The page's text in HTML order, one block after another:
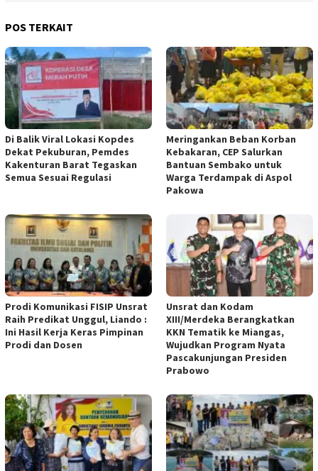
POS TERKAIT
Di Balik Viral Lokasi Kopdes
Dekat Pekuburan, Pemdes
Kakenturan Barat Tegaskan
Semua Sesuai Regulasi
Meringankan Beban Korban
Kebakaran, CEP Salurkan
Bantuan Sembako untuk
Warga Terdampak di Aspol
Pakowa
Prodi Komunikasi FISIP Unsrat
Raih Predikat Unggul, Liando :
Ini Hasil Kerja Keras Pimpinan
Prodi dan Dosen
Unsrat dan Kodam
XIII/Merdeka Berangkatkan
KKN Tematik ke Miangas,
Wujudkan Program Nyata
Pascakunjungan Presiden
Prabowo